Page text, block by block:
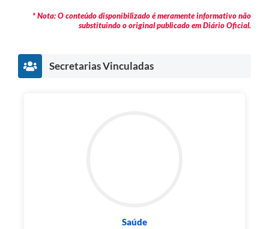
* Nota: O conteúdo disponibilizado é meramente informativo não
substituindo o original publicado em Diário Oficial.
Secretarias Vinculadas
Saúde